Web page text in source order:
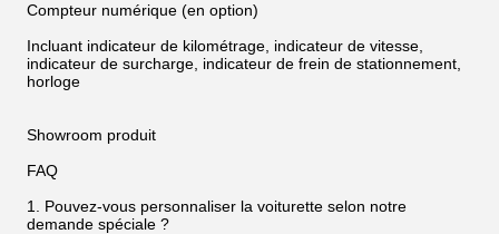
Compteur numérique (en option)
Incluant indicateur de kilométrage, indicateur de vitesse,
indicateur de surcharge, indicateur de frein de stationnement,
horloge
Showroom produit
FAQ
1. Pouvez-vous personnaliser la voiturette selon notre
demande spéciale ?